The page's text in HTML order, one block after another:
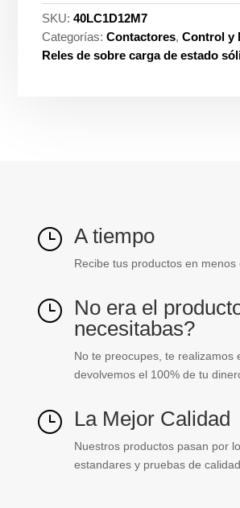
SKU:40LC1D12M7
Categorías:Contactores,Control y
Reles de sobre carga de estado
} A tiempo
Recibe tus productos en menos
} No era el
necesitabas?
No te preocupes, te realizamos
devolvemos el 100% de tu
} La Mejor Calidad
Nuestros productos pasan por
estandares y pruebas de calidad.